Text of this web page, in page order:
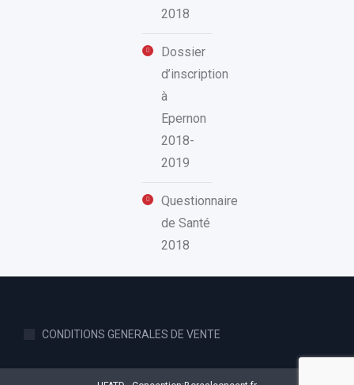
2018
Dossier
d’inscription
à
Epernon
2018-
2019
Questionnaire
de Santé
2018
CONDITIONS GENERALES DE VENTE